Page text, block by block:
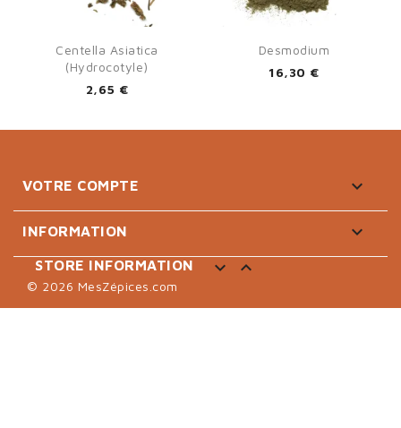
Centella Asiatica
(hydrocotyle)
2,65 €
Desmodium
16,30 €
VOTRE COMPTE 
INFORMATION 
STORE INFORMATION  
© 2026 MesZépices.com